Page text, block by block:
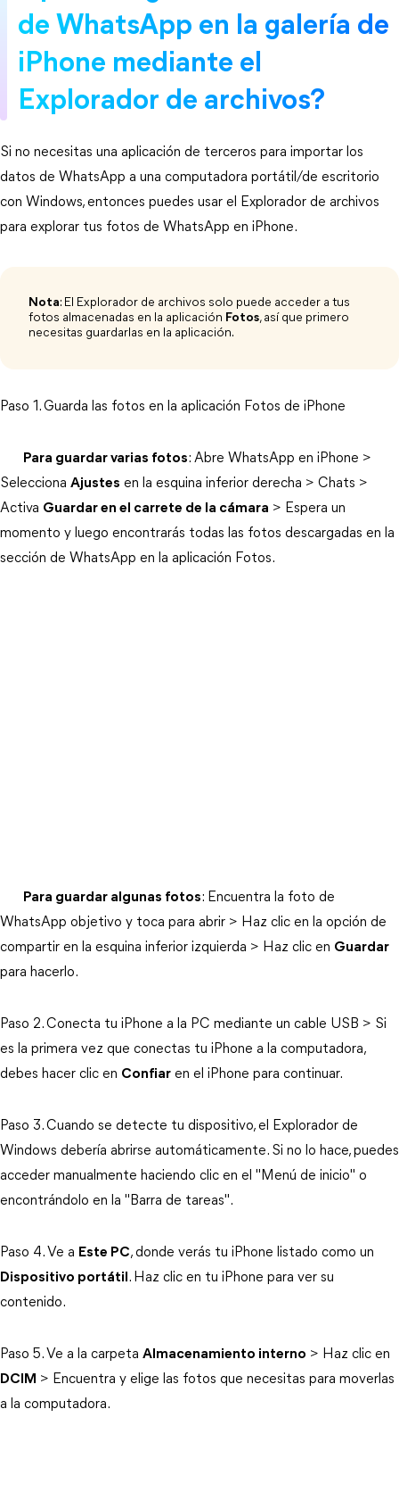
de WhatsApp en la galería de
iPhone mediante el
Explorador de archivos?
Si no necesitas una aplicación de terceros para importar los
datos de WhatsApp a una computadora portátil/de escritorio
con Windows, entonces puedes usar el Explorador de archivos
para explorar tus fotos de WhatsApp en iPhone.
Nota: El Explorador de archivos solo puede acceder a tus
fotos almacenadas en la aplicación Fotos, así que primero
necesitas guardarlas en la aplicación.
Paso 1. Guarda las fotos en la aplicación Fotos de iPhone
Para guardar varias fotos: Abre WhatsApp en iPhone >
Selecciona Ajustes en la esquina inferior derecha > Chats >
Activa Guardar en el carrete de la cámara > Espera un
momento y luego encontrarás todas las fotos descargadas en la
sección de WhatsApp en la aplicación Fotos.
Para guardar algunas fotos: Encuentra la foto de
WhatsApp objetivo y toca para abrir > Haz clic en la opción de
compartir en la esquina inferior izquierda > Haz clic en Guardar
para hacerlo.
Paso 2. Conecta tu iPhone a la PC mediante un cable USB > Si
es la primera vez que conectas tu iPhone a la computadora,
debes hacer clic en Confiar en el iPhone para continuar.
Paso 3. Cuando se detecte tu dispositivo, el Explorador de
Windows debería abrirse automáticamente. Si no lo hace, puedes
acceder manualmente haciendo clic en el "Menú de inicio" o
encontrándolo en la "Barra de tareas".
Paso 4. Ve a Este PC, donde verás tu iPhone listado como un
Dispositivo portátil . Haz clic en tu iPhone para ver su
contenido.
Paso 5. Ve a la carpeta Almacenamiento interno > Haz clic en
DCIM > Encuentra y elige las fotos que necesitas para moverlas
a la computadora.